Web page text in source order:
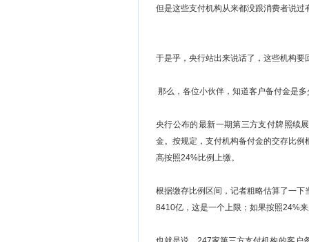
但是这些支付机构从来都没跟消费者说过
于是乎，央行站出来说话了，这些机构
那么，各位小伙伴，知道客户备付金是多
央行公布的最新一期第三方支付牌照续
金。按规定，支付机构备付金的交存比
高按照24%比例上缴。
根据缴存比例区间，记者粗略估算了一
8410亿，这是一个上限；如果按照24%